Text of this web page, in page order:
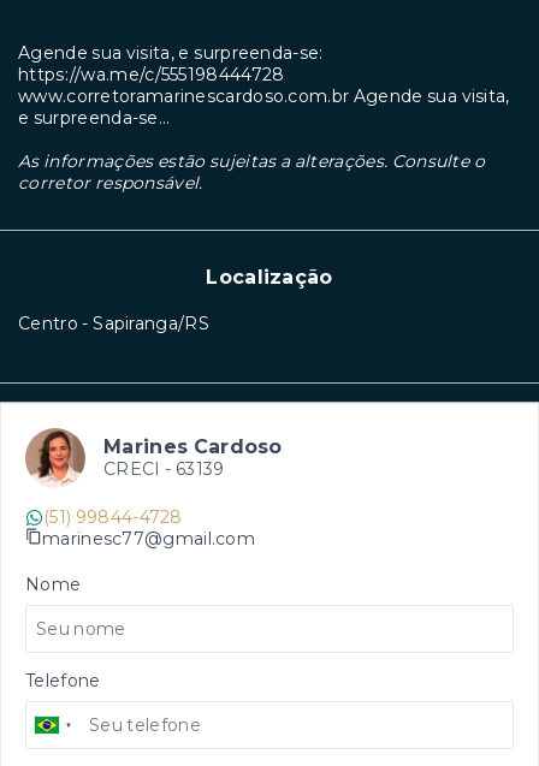
Agende sua visita, e surpreenda-se:
https://wa.me/c/555198444728
www.corretoramarinescardoso.com.br Agende sua visita,
e surpreenda-se...
As informações estão sujeitas a alterações. Consulte o
corretor responsável.
Localização
Centro - Sapiranga/RS
Marines Cardoso
CRECI - 63139
(51) 99844-4728
marinesc77@gmail.com
Nome
Telefone